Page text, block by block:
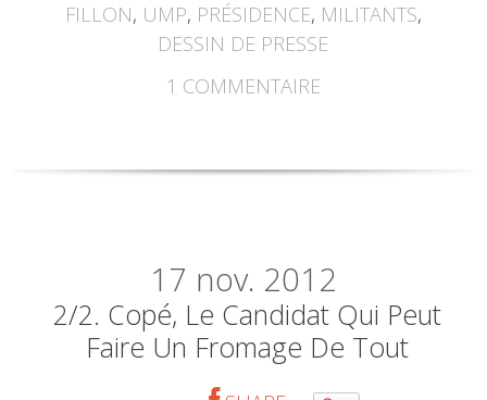
FILLON, UMP, PRÉSIDENCE, MILITANTS,
DESSIN DE PRESSE
1 COMMENTAIRE
17 nov. 2012
2/2. Copé, Le Candidat Qui Peut
Faire Un Fromage De Tout